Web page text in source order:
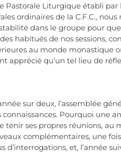
Pastorale Liturgique établi par
ordinaires de la C.F.C.,
dans le groupe pour que
habitués de nos sessions,
au monde monastique
apprécié qu’un tel lieu de
sur deux, l’assemblée
Pourquoi une
tenir ses propres réunions, au
complémentaires, une
d’interrogations, et, l’année